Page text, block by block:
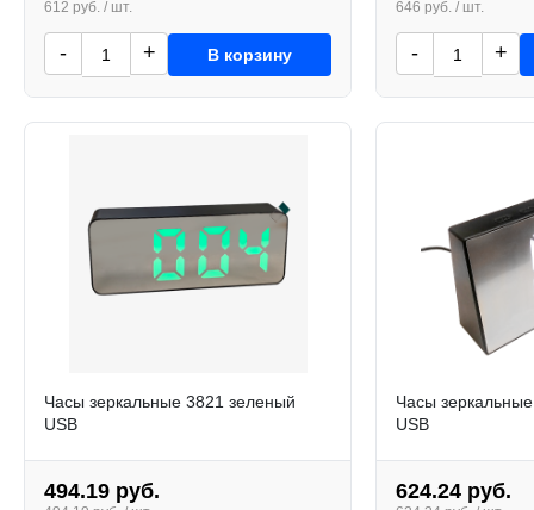
612 руб. / шт.
- + В корзину
646 руб. / шт.
- +
Часы зеркальные 3821 зеленый
USB
494.19 руб.
Часы
USB
624.24 руб.